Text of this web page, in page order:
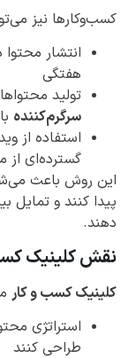
کسب‌وکارها نیز
انتشار
هفتگی
تولید
سرگرم‌کننده
استفاده از
گسترده‌ای از
این روش باعث
پیدا کنند و تمایل
دهند.
نقش کلینیک
کلینیک کسب و کار
استراتژی
طراحی کنند